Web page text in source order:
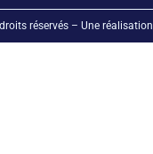
réservés – Une réalisation